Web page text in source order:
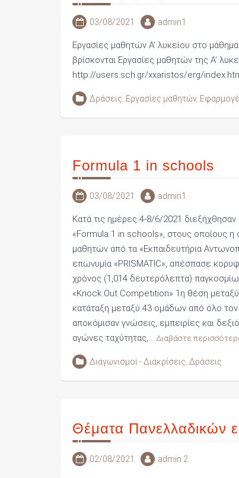
03/08/2021 admin1
Εργασίες μαθητών Α’ λυκείου στο
βρίσκονται Εργασίες μαθητών της Α’
http://users.sch.gr/xxaristos/erg/
Δράσεις Εργασίες μαθητών,
Formula 1 in schools
03/08/2021 admin1
Κατά τις ημέρες 4-8/6/2021
«Formula 1 in schools», στους οποίους
μαθητών από τα «Εκπαιδευτήρια
επωνυμία «PRISMATIC», απέσπασε
χρόνος (1,014 δευτερόλεπτα)
«Knock Out Competition» 1η θέση
κατάταξη μεταξύ 43 ομάδων από όλο
αποκόμισαν γνώσεις, εμπειρίες και
αγώνες ταχύτητας,… Διαβάστε
Διαγωνισμοί - Διακρίσεις Δράσεις
Θέματα Πανελλαδικών
02/08/2021 admin 2